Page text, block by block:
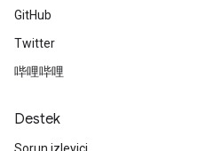
GitHub
Twitter
哔哩哔哩
Destek